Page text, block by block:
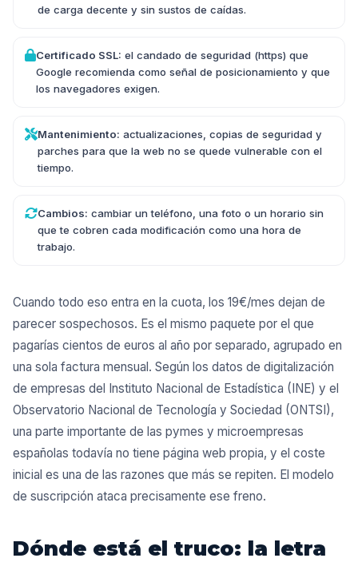
de carga decente y sin sustos de caídas.
Certificado SSL: el candado de seguridad (https) que
Google recomienda como señal de posicionamiento y que
los navegadores exigen.
Mantenimiento: actualizaciones, copias de seguridad y
parches para que la web no se quede vulnerable con el
tiempo.
Cambios: cambiar un teléfono, una foto o un horario sin
que te cobren cada modificación como una hora de
trabajo.
Cuando todo eso entra en la cuota, los 19€/mes dejan de
parecer sospechosos. Es el mismo paquete por el que
pagarías cientos de euros al año por separado, agrupado en
una sola factura mensual. Según los datos de digitalización
de empresas del Instituto Nacional de Estadística (INE) y el
Observatorio Nacional de Tecnología y Sociedad (ONTSI),
una parte importante de las pymes y microempresas
españolas todavía no tiene página web propia, y el coste
inicial es una de las razones que más se repiten. El modelo
de suscripción ataca precisamente ese freno.
Dónde está el truco: la letra